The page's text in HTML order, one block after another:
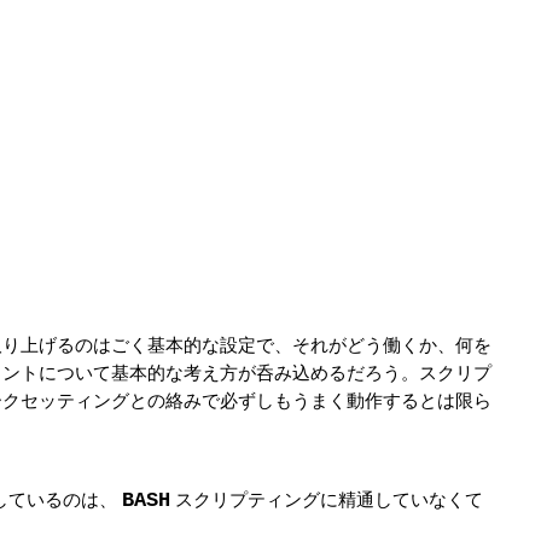
上げるのはごく基本的な設定で、それがどう働くか、何を
トについて基本的な考え方が呑み込めるだろう。スクリプ
セッティングとの絡みで必ずしもうまく動作するとは限ら
いるのは、 BASH スクリプティングに精通していなくて